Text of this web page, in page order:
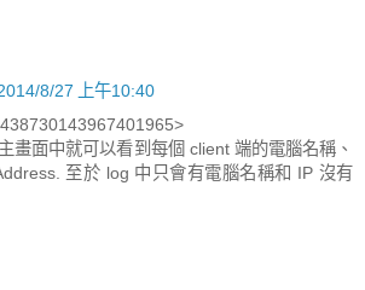
8/27 上午10:40
畫面中就可以看到每個 client 端的電腦名稱、
至於 log 中只會有電腦名稱和 IP 沒有